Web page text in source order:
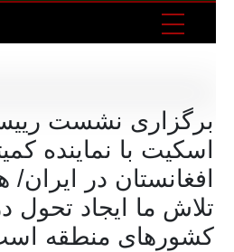
برگزاری نشست
اسکیت با نماینده
افغانستان در ایران/
تلاش ما ایجاد تحول در
کشورهای منطقه است